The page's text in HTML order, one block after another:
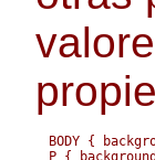
BODY {